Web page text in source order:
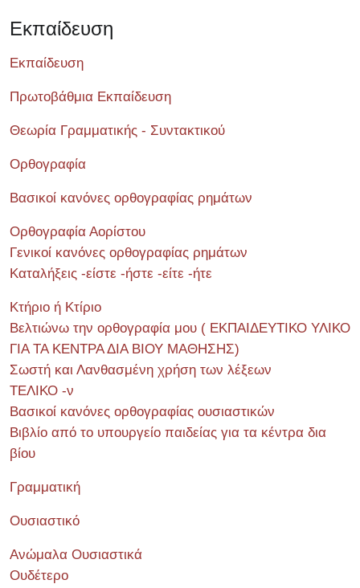
Εκπαίδευση
Εκπαίδευση
Πρωτοβάθμια Εκπαίδευση
Θεωρία Γραμματικής - Συντακτικού
Ορθογραφία
Βασικοί κανόνες ορθογραφίας ρημάτων
Ορθογραφία Αορίστου
Γενικοί κανόνες ορθογραφίας ρημάτων
Καταλήξεις -είστε -ήστε -είτε -ήτε
Κτήριο ή Κτίριο
Βελτιώνω την ορθογραφία μου ( ΕΚΠΑΙΔΕΥΤΙΚΟ ΥΛΙΚΟ
ΓΙΑ ΤΑ ΚΕΝΤΡΑ ΔΙΑ ΒΙΟΥ ΜΑΘΗΣΗΣ)
Σωστή και Λανθασμένη χρήση των λέξεων
ΤΕΛΙΚΟ -ν
Βασικοί κανόνες ορθογραφίας ουσιαστικών
Βιβλίο από το υπουργείο παιδείας για τα κέντρα δια
βίου
Γραμματική
Ουσιαστικό
Ανώμαλα Ουσιαστικά
Ουδέτερο